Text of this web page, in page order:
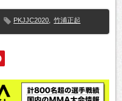
PKJJC2020 竹浦正起